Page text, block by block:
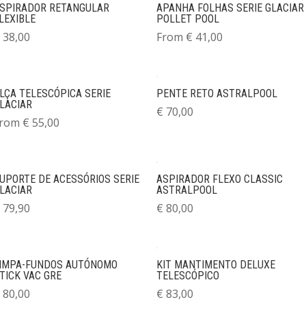
RETANGULAR
38,00
APANHA FOLHAS SERIE GLACIAR
POLLET POOL
From € 41,00
TELESCÓPICA SERIE
€ 55,00
PENTE RETO ASTRALPOOL
€ 70,00
DE ACESSÓRIOS SERIE
79,90
ASPIRADOR FLEXO CLASSIC
ASTRALPOOL
€ 80,00
FUNDOS AUTÓNOMO
VAC GRE
80,00
KIT MANTIMENTO DELUXE
TELESCÓPICO
€ 83,00